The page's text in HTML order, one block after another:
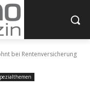
bei Rentenversicherung